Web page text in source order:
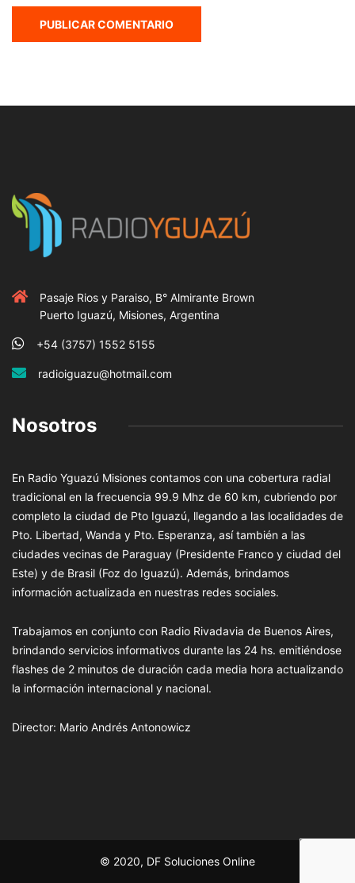
Pasaje Rios y Paraiso, B° Almirante Brown
Puerto Iguazú, Misiones, Argentina
+54 (3757) 1552 5155
radioiguazu@hotmail.com
Nosotros
En Radio Yguazú Misiones contamos con una cobertura radial
tradicional en la frecuencia 99.9 Mhz de 60 km, cubriendo por
completo la ciudad de Pto Iguazú, llegando a las localidades de
Pto. Libertad, Wanda y Pto. Esperanza, así también a las
ciudades vecinas de Paraguay (Presidente Franco y ciudad del
Este) y de Brasil (Foz do Iguazú). Además, brindamos
información actualizada en nuestras redes sociales.
Trabajamos en conjunto con Radio Rivadavia de Buenos Aires,
brindando servicios informativos durante las 24 hs. emitiéndose
flashes de 2 minutos de duración cada media hora actualizando
la información internacional y nacional.
Director: Mario Andrés Antonowicz
© 2020, DF Soluciones Online